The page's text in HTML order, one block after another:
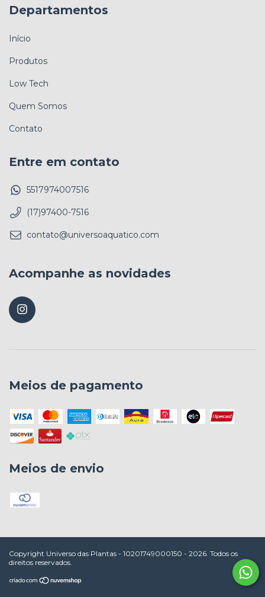
Departamentos
Início
Produtos
Low Tech
Quem Somos
Contato
Entre em contato
5517974007516
(17)97400-7516
contato@universoaquatico.com
Acompanhe as novidades
Meios de pagamento
Meios de envio
Copyright Universo das Plantas - 10201749000150 - 2026. Todos os
direitos reservados.